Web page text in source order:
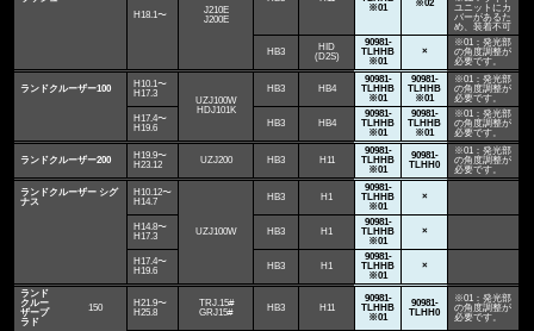
H18.1〜
J210E
J200E
※01
※02
ユニットにカ
バーがあるた
め、装着不可
HB3
HID
(D2S)
90981-
TLHHB
※01
×
※01：発光部
の角度調整が
必要です。
ランドクルーザー100
H10.1〜
H17.3
UZJ100W
HDJ101K
HB3 HB4
90981-
TLHHB
※01
90981-
TLHHB
※01
※01：発光部
の角度調整が
必要です。
H17.4〜
H19.6
HB3 HB4
90981-
TLHHB
※01
90981-
TLHHB
※01
※01：発光部
の角度調整が
必要です。
ランドクルーザー200
H19.9〜
H23.12
UZJ200 HB3 H11
90981-
TLHHB
※01
90981-
TLHH0
※01：発光部
の角度調整が
必要です。
ランドクルーザー シグ
ナス
H10.12〜
H14.7
UZJ100W
HB3 H1
90981-
TLHHB
※01
×
H14.8〜
H17.3
HB3 H1
90981-
TLHHB
※01
×
H17.4〜
H19.6
HB3 H1
90981-
TLHHB
※01
×
ランド
クルー
ザープ
ラド
150
H21.9〜
H25.8
TRJ.15#
GRJ15#
HB3 H11
90981-
TLHHB
※01
90981-
TLHH0
※01：発光部
の角度調整が
必要です。